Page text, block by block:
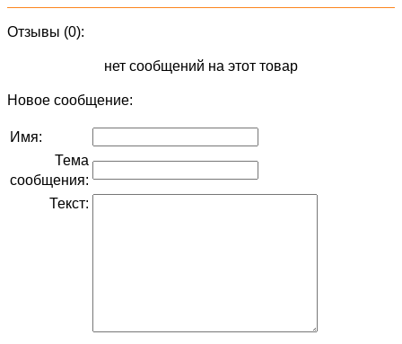
Отзывы (0):
нет сообщений на этот товар
Новое сообщение:
Имя:
Тема
сообщения:
Текст: